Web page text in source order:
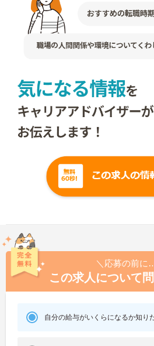
＼応募の前に
この求人について
自分の給与がいくらになるか知り